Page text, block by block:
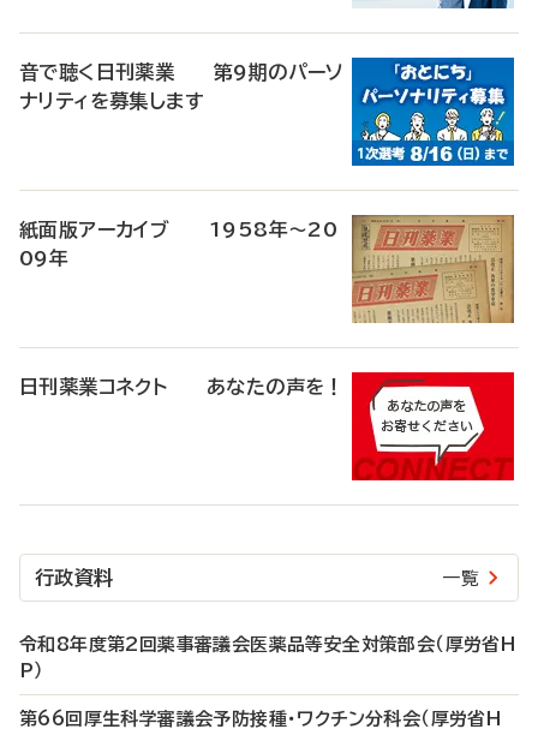
音で聴く日刊薬業 第9期のパーソ
ナリティを募集します
紙面版アーカイブ 1958年～20
09年
日刊薬業コネクト あなたの声を！
行政資料 一覧
令和8年度第2回薬事審議会医薬品等安全対策部会（厚労省H
P）
第66回厚生科学審議会予防接種・ワクチン分科会（厚労省H